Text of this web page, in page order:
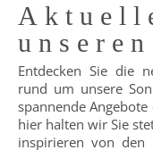
Entdecken Sie die
rund um unsere
spannende
hier halten wir Sie
inspirieren von den